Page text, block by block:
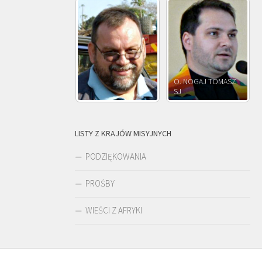
O. NOGAJ TOMASZ
O. JÓZEF OLEKSY SJ
O. JÓZEF
PAWŁOWSKI SJ
LISTY Z KRAJÓW MISYJNYCH
PODZIĘKOWANIA
PROŚBY
WIEŚCI Z AFRYKI